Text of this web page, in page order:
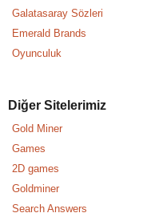
Galatasaray Sözleri
Emerald Brands
Oyunculuk
Diğer Sitelerimiz
Gold Miner
Games
2D games
Goldminer
Search Answers